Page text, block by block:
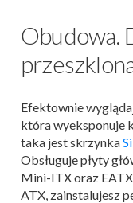
Obudowa.
Efektownie
która wyeksponuje
taka jest skrzynka
Obsługuje płyty
Mini-ITX oraz
ATX, zainstalujesz